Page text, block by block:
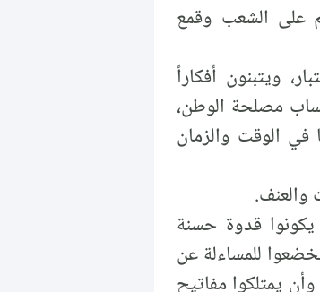
على الشعب وقمع
ويتبنون أفكاراً
مصلحة الوطن،
الوقت والزمان
والعنف.
يكونوا قدوة حسنة
للمساءلة عن
يمتلكوا مفاتيح